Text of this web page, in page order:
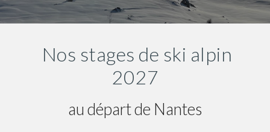
Nos stages de ski alpin
2027
au départ de Nantes